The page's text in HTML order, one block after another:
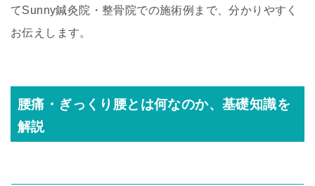
てSunny鍼灸院・整骨院での施術例まで、分かりやすく
お伝えします。
腰痛・ぎっくり腰とは何なのか、基礎知識を
解説